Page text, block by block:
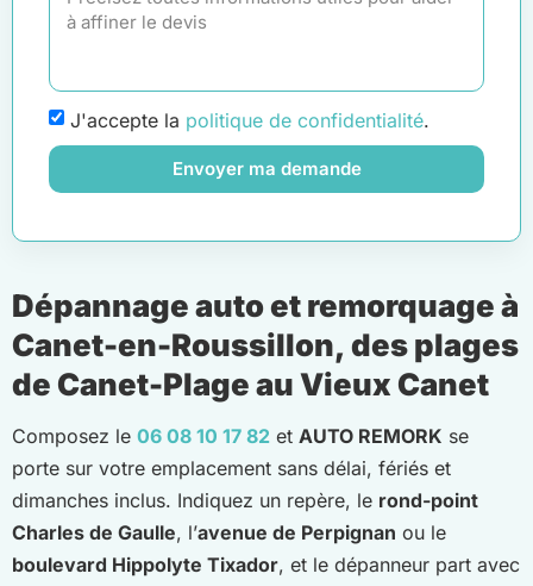
J'accepte la politique de confidentialité.
Envoyer ma demande
Dépannage auto et remorquage à
Canet-en-Roussillon, des plages
de Canet-Plage au Vieux Canet
Composez le 06 08 10 17 82 et AUTO REMORK se
porte sur votre emplacement sans délai, fériés et
dimanches inclus. Indiquez un repère, le rond-point
Charles de Gaulle, l’avenue de Perpignan ou le
boulevard Hippolyte Tixador, et le dépanneur part avec